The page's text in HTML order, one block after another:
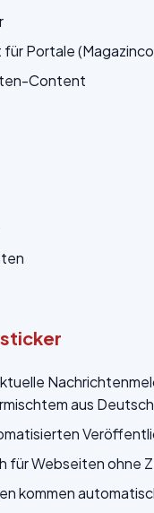
Portale
Content
aus
für Webseiten ohne
kommen